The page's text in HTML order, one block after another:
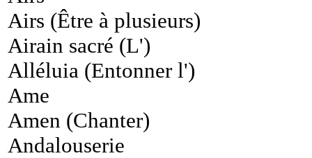
Airs (Être à plusieurs)
Airain sacré (L')
Alléluia (Entonner l')
Ame
Amen (Chanter)
Andalouserie